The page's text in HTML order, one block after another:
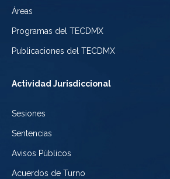
Áreas
Programas del TECDMX
Publicaciones del TECDMX
Actividad Jurisdiccional
Sesiones
Sentencias
Avisos Públicos
Acuerdos de Turno